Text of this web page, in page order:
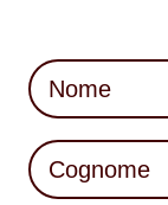
Nome
(Required)